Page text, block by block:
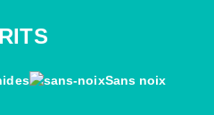
Sans noix